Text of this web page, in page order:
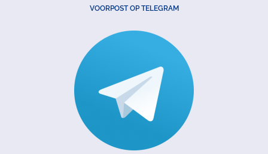
VOORPOST OP TELEGRAM